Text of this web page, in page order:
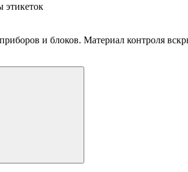
этикеток
и блоков. Материал контроля